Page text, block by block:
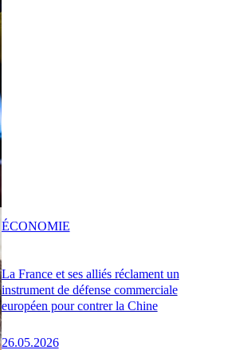
La France et ses alliés réclament un
instrument de défense commerciale
européen pour contrer la Chine
26.05.2026
ÉCONOMIE